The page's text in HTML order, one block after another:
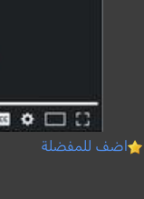
اضف للمفضلة